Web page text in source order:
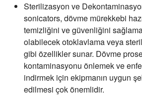
Sterilizasyon ve
sonicators, dövme mürekkebi
temizliğini ve güvenliğini
olabilecek otoklavlama veya
gibi özellikler sunar. Dövme
kontaminasyonu önlemek ve
indirmek için ekipmanın uygun
edilmesi çok önemlidir.